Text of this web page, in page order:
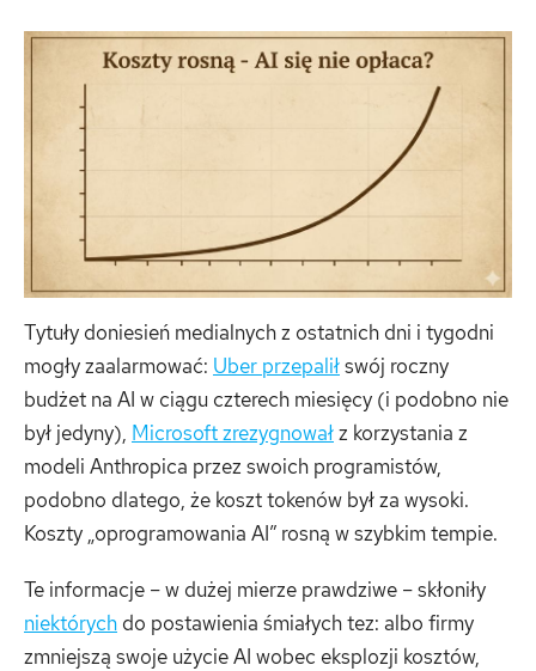
Tytuły doniesień medialnych z ostatnich dni i tygodni
mogły zaalarmować: Uber przepaliłswój roczny
budżet na AI w ciągu czterech miesięcy (i podobno nie
był jedyny), Microsoft zrezygnowałz korzystania z
modeli Anthropica przez swoich programistów,
podobno dlatego, że koszt tokenów był za wysoki.
Koszty „oprogramowania AI” rosną w szybkim tempie.
Te informacje – w dużej mierze prawdziwe – skłoniły
niektórych do postawienia śmiałych tez: albo firmy
zmniejszą swoje użycie AI wobec eksplozji kosztów,